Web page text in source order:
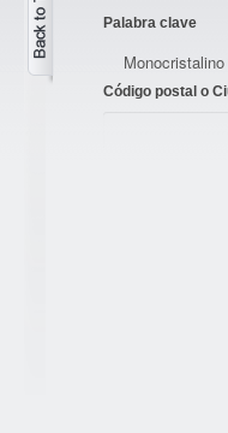
Palabra clave
Código postal o